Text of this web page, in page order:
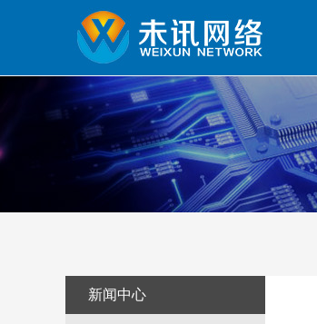
新闻中心